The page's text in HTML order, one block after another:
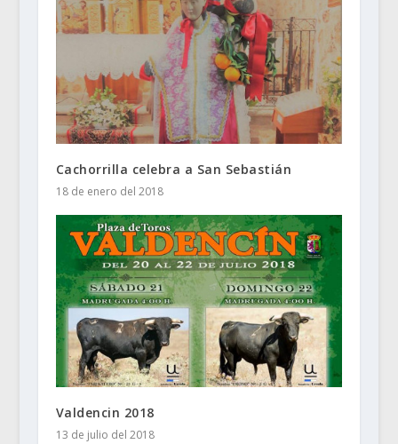
Cachorrilla celebra a San Sebastián
18 de enero del 2018
Valdencin 2018
13 de julio del 2018